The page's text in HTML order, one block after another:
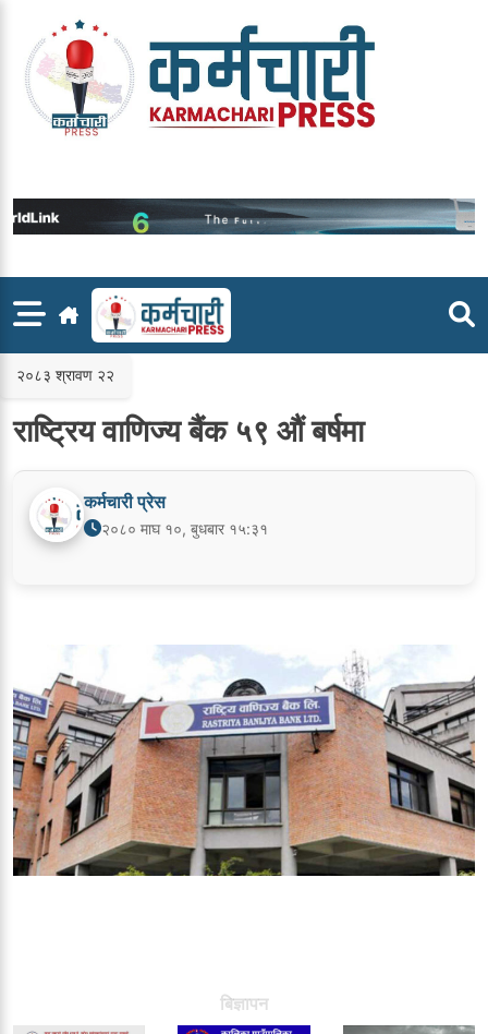
content
२०८३ श्रावण २२
राष्ट्रिय वाणिज्य बैंक ५९ औं बर्षमा
कर्मचारी प्रेस
२०८० माघ १०, बुधबार १५:३१
बिज्ञापन